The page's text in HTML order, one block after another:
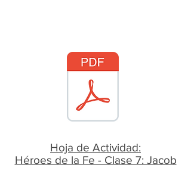
Hoja de Actividad:
​Héroes de la Fe - Clase 7: Jacob